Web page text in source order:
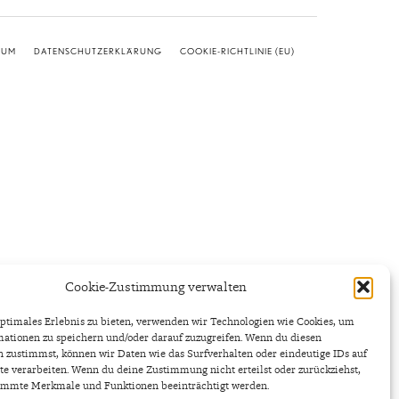
Cookie-Zustimmung verwalten
Erlebnis zu bieten, verwenden wir Technologien wie Cookies, um
zu speichern und/oder darauf zuzugreifen. Wenn du diesen
zustimmst, können wir Daten wie das Surfverhalten oder eindeutige IDs auf
verarbeiten. Wenn du deine Zustimmung nicht erteilst oder zurückziehst,
Merkmale und Funktionen beeinträchtigt werden.
DATENSCHUTZERKLÄRUNG COOKIE-RICHTLINIE (EU)